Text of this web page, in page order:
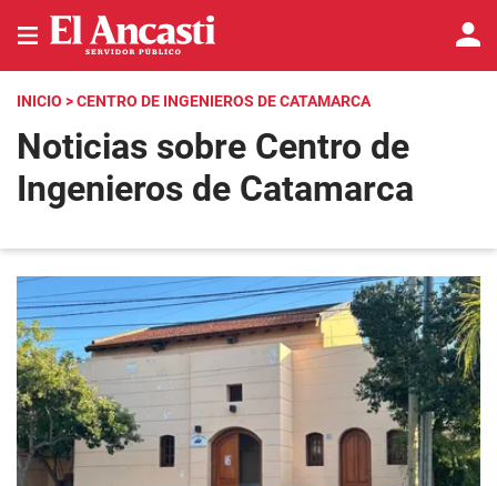
INICIO > CENTRO DE INGENIEROS DE CATAMARCA
Noticias sobre Centro de
Ingenieros de Catamarca